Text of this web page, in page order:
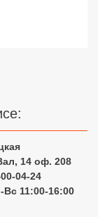
14 оф. 208
04-24
11:00-16:00